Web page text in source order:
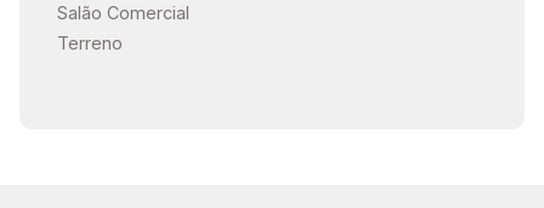
Salão Comercial
Terreno